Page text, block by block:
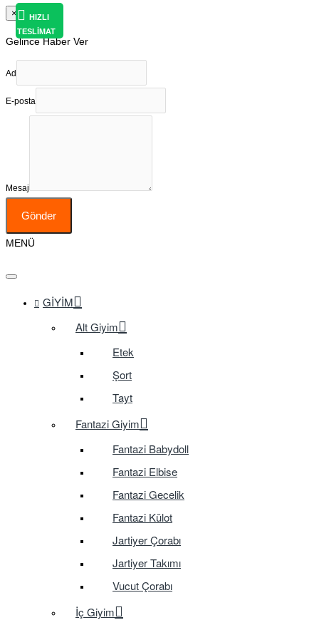
×
Gelince Haber Ver
Ad
E-posta
Mesaj
Gönder
MENÜ
GIYIM
Alt Giyim
Etek
Şort
Tayt
Fantazi Giyim
Fantazi Babydoll
Fantazi Elbise
Fantazi Gecelik
Fantazi Külot
Jartiyer Çorabı
Jartiyer Takımı
Vucut Çorabı
İç Giyim
HIZLI
TESLİMAT